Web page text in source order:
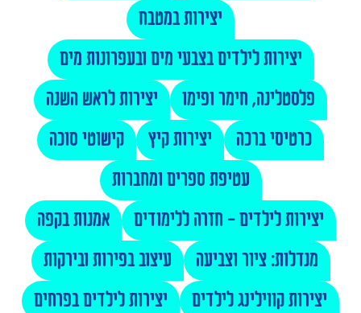
יצירות במטבח
יצירות לילדים בצבעי מים ובעפרונות מים
פלסטלינה, חימר ופימו
יצירות לראש השנה
כרטיסי ברכה
יצירות קיץ
קישוטי סוכה
עטיפת ספרים ומחברות
יצירות לילדים - חזרה ללימודים
אמנות בקפה
מנדלות: ציור וצביעה
עיצוב בפירות ובירקות
יצירות קווילינג לילדים
יצירות לילדים בפרחים